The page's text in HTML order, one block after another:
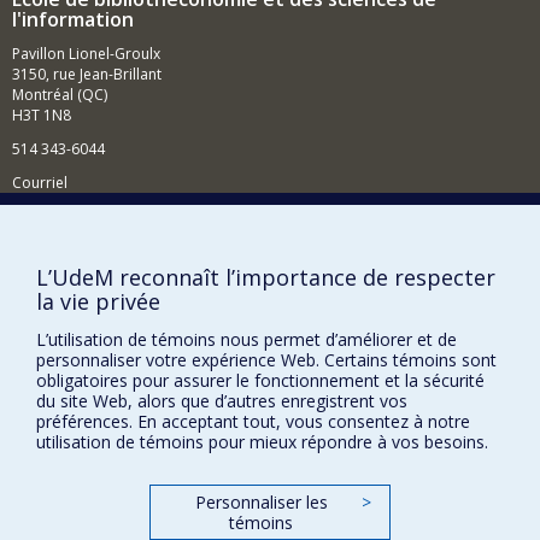
sphères de recherche variées qui vont de l'exploitation
programmes et de soutien pédagogique, en passant
par l'étude scientométrique de la production
scientifique, jusqu'à l'examen de la dimension émotive
l'information
Pavillon Lionel-Groulx
3150, rue Jean-Brillant
Montréal (QC)
H3T 1N8
514 343-6044
Courriel
BESOIN D'AIDE?
Plan du site
Signaler une erreur
Accessibilité
FACULTÉ DES ARTS ET DES SCIENCES
Nos centres d'études
L’UdeM reconnaît l’importance de respecter
la vie privée
L’utilisation de témoins nous permet d’améliorer et de
personnaliser votre expérience Web. Certains témoins sont
obligatoires pour assurer le fonctionnement et la sécurité
du site Web, alors que d’autres enregistrent vos
préférences. En acceptant tout, vous consentez à notre
utilisation de témoins pour mieux répondre à vos besoins.
Personnaliser les
témoins
>